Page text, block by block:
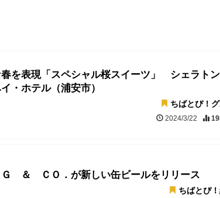
を表現「スペシャル桜スイーツ」 シェラト
・ホテル（浦安市）
ちばとぴ！
2024/3/22
＆ ＣＯ．が新しい缶ビールをリリース
ちばとぴ